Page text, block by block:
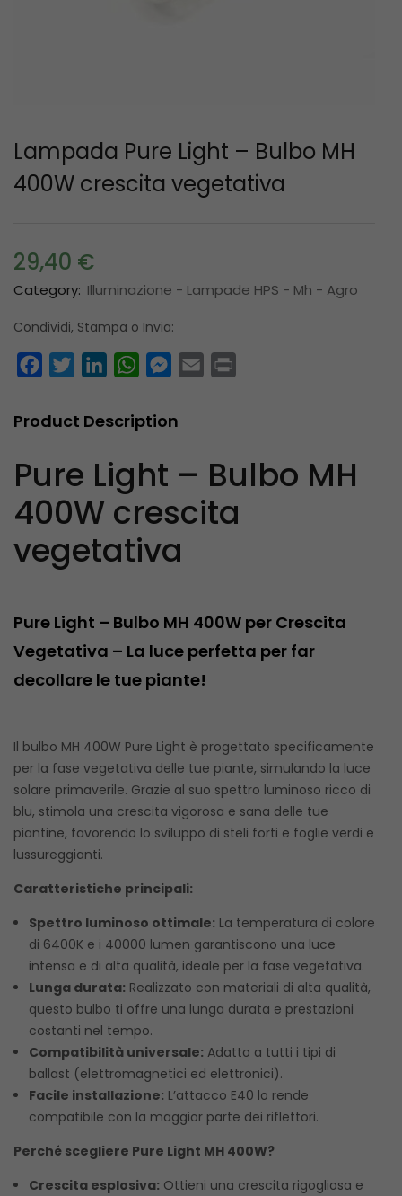
Lampada Pure Light – Bulbo MH
400W crescita vegetativa
29,40 €
Category: Illuminazione - Lampade HPS - Mh - Agro
Condividi, Stampa o Invia:
FacebookTwitterLinkedInWhatsAppMessenger
Email
Product Description
Pure Light – Bulbo MH
400W crescita
vegetativa
Pure Light – Bulbo MH 400W per Crescita
Vegetativa – La luce perfetta per far
decollare le tue piante!
Il bulbo MH 400W Pure Light è progettato specificamente
per la fase vegetativa delle tue piante, simulando la luce
solare primaverile. Grazie al suo spettro luminoso ricco di
blu, stimola una crescita vigorosa e sana delle tue
piantine, favorendo lo sviluppo di steli forti e foglie verdi e
lussureggianti.
Caratteristiche principali:
Spettro luminoso ottimale: La temperatura di colore
di 6400K e i 40000 lumen garantiscono una luce
intensa e di alta qualità, ideale per la fase vegetativa.
Lunga durata: Realizzato con materiali di alta qualità,
questo bulbo ti offre una lunga durata e prestazioni
costanti nel tempo.
Compatibilità universale: Adatto a tutti i tipi di
ballast (elettromagnetici ed elettronici).
Facile installazione: L’attacco E40 lo rende
compatibile con la maggior parte dei riflettori.
Perché scegliere Pure Light MH 400W?
Crescita esplosiva: Ottieni una crescita rigogliosa e